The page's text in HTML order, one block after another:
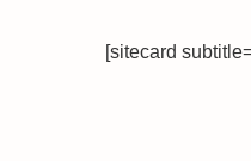
[sitecard